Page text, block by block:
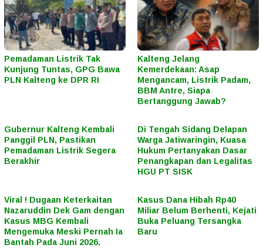
Pemadaman Listrik Tak
Kunjung Tuntas, GPG Bawa
PLN Kalteng ke DPR RI
Kalteng Jelang
Kemerdekaan: Asap
Mengancam, Listrik Padam,
BBM Antre, Siapa
Bertanggung Jawab?
Gubernur Kalteng Kembali
Panggil PLN, Pastikan
Pemadaman Listrik Segera
Berakhir
Di Tengah Sidang Delapan
Warga Jatiwaringin, Kuasa
Hukum Pertanyakan Dasar
Penangkapan dan Legalitas
HGU PT SISK
Viral ! Dugaan Keterkaitan
Nazaruddin Dek Gam dengan
Kasus MBG Kembali
Mengemuka Meski Pernah Ia
Bantah Pada Juni 2026.
Kasus Dana Hibah Rp40
Miliar Belum Berhenti, Kejati
Buka Peluang Tersangka
Baru